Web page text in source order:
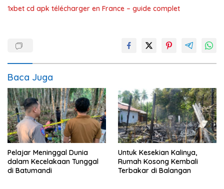
1xbet cd apk télécharger en France – guide complet
Baca Juga
Pelajar Meninggal Dunia
dalam Kecelakaan Tunggal
di Batumandi
Untuk Kesekian Kalinya,
Rumah Kosong Kembali
Terbakar di Balangan